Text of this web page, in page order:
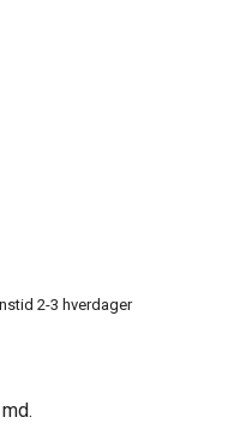
2-3 hverdager